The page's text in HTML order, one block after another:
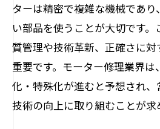
ターは精密で複雑な機械であ
い部品を使うことが大切です
質管理や技術革新、正確さに
重要です。モーター修理業界
化・特殊化が進むと予想され、
技術の向上に取り組むことが求